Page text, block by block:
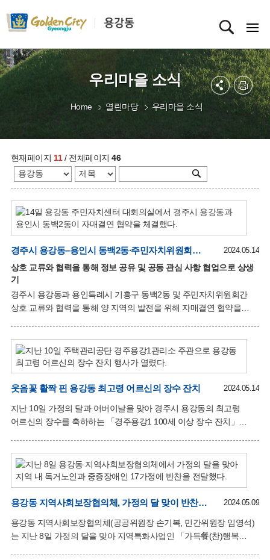
우리마을 소식
Home 열린마당 우리마을 소식
현재페이지 11/ 전체페이지46
경주시 용강동–용인시 동백2동∙주민자치위원회간 자매결연 협약 체결 2024.05.14
상호 교류와 협력을 통해 정보 공유 및 공동 관심 사항 협업으로 상생
기
경주시 용강동과 용인특례시 기흥구 동백2동 및 주민자치위원회간
상호 교류와 협력을 통해 양 지역의 발전을 위해 자매결연 협약을
주민자치위원장, 황영한 동백2동 주민자치위원장 등 주민자치위원 등
42여명이 참석했다. 양 기관에서는 이번 결연식을 통해 앞으로 각
주민자치센터의 우수 프로그램 공유·발굴함은 물론 공동 관심 사항을
비롯하여 다양한 분야의 협력 사업을 적극 추진함으로써 주민의
선물도 상호교환했다. 김성진 용강동주민자치위원장은 “서로 다른
환경 속의 주민자치위원회가 만나 공동의 발전을 도모하는 이 자리를
소중히 생각하고 앞으로
웃음꽃 활짝 핀 용강동 최고령 어르신의 장수 잔치 2024.05.14
지난 10일 가정의 달과 어버이날을 맞아 경주시 용강동의 최고령
어르신의 장수를 축하하는 「경주용강1 100세 이상 장수 잔치」
김종우 경주시의원, 손기복 용강동장 및 용강주공 경로당 어르신들이
참석해 어르신의 만수무강을 기원했다. 주택관리공단
경주용강1관리소의 주관으로 열린 이번 행사는 용강초등학교
병설유치원생들의 공연뿐만 아니라 내·외빈의 큰절인사, 꽃다발 및
105세를 맞은 어르신은 “특별한 자리를 마련해 주시고 많은 분들이
축하해 주셔서 기쁘다”며 “모든 분들의 가정에 평안이 가득하시길
바란다”고 소감을 전했다.
용강동 지역사회보장협의체, 가정의 달 맞이 반찬나눔 2024.05.09
용강동 지역사회보장협의체(공공위원장 손기복, 민간위원장 임영석)
는 지난 8일 가정의 달을 맞아 지역특화사업인 「가득餐(찬)행복